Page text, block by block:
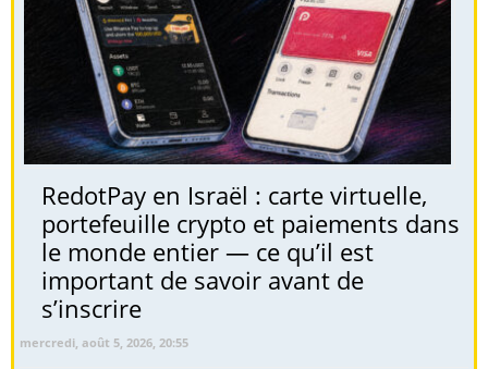
RedotPay en Israël : carte virtuelle,
portefeuille crypto et paiements dans
le monde entier — ce qu’il est
important de savoir avant de
s’inscrire
mercredi, août 5, 2026, 20:55